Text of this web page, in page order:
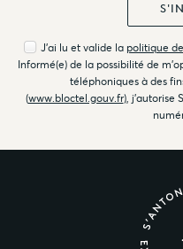
J'ai lu et valide la politique
Informé(e) de la possibilité de
téléphoniques à des
(www.bloctel.gouv.fr), j'autorise